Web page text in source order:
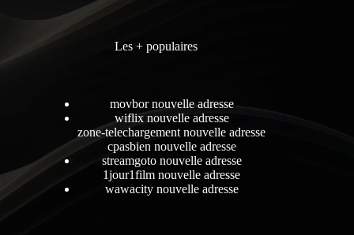
Les + populaires
movbor nouvelle adresse
wiflix nouvelle adresse
zone-telechargement nouvelle adresse
cpasbien nouvelle adresse
streamgoto nouvelle adresse
1jour1film nouvelle adresse
wawacity nouvelle adresse